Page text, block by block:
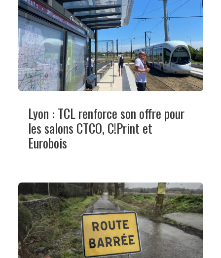
Lyon : TCL renforce son offre pour
les salons CTCO, C!Print et
Eurobois